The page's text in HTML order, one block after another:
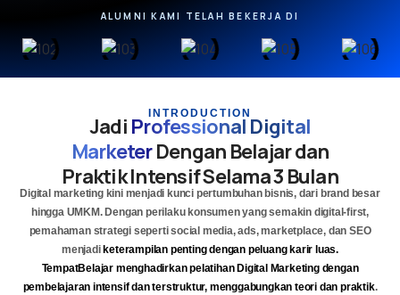
ALUMNI KAMI TELAH BEKERJA DI
INTRODUCTION
Jadi Professional Digital
MarketerDengan Belajar dan
Praktik Intensif Selama 3 Bulan
Digital marketing kini menjadi kunci pertumbuhan bisnis, dari brand besar
hingga UMKM. Dengan perilaku konsumen yang semakin digital-first,
pemahaman strategi seperti social media, ads, marketplace, dan SEO
menjadi keterampilan penting dengan peluang karir luas.
TempatBelajar menghadirkan pelatihan Digital Marketing dengan
pembelajaran intensif dan terstruktur, menggabungkan teori dan praktik.